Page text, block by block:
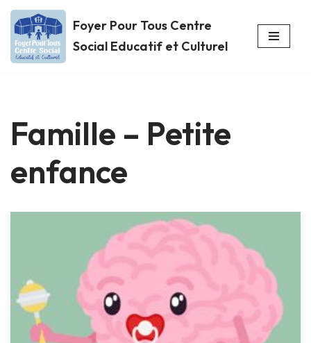
Aller
au
Foyer Pour Tous Centre
Social Educatif et Culturel
Famille – Petite
enfance